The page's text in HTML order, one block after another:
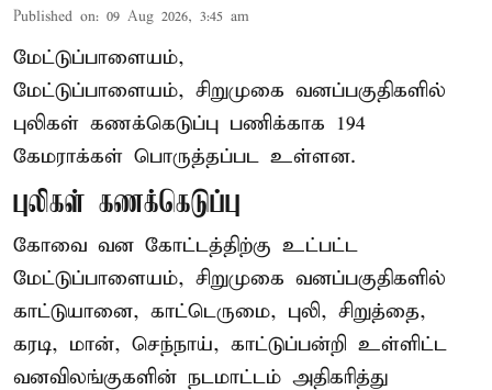
Published on: 09 Aug 2026, 3:45 am
மேட்டுப்பாளையம்,
மேட்டுப்பாளையம், சிறுமுகை வனப்பகுதிகளில்
புலிகள் கணக்கெடுப்பு பணிக்காக 194
கேமராக்கள் பொருத்தப்பட உள்ளன.
புலிகள் கணக்கெடுப்பு
கோவை வன கோட்டத்திற்கு உட்பட்ட
மேட்டுப்பாளையம், சிறுமுகை வனப்பகுதிகளில்
காட்டுயானை, காட்டெருமை, புலி, சிறுத்தை,
கரடி, மான், செந்நாய், காட்டுப்பன்றி உள்ளிட்ட
வனவிலங்குகளின் நடமாட்டம் அதிகரித்து